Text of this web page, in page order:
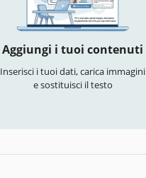
Aggiungi i tuoi contenuti
Inserisci i tuoi dati, carica immagini
e sostituisci il testo